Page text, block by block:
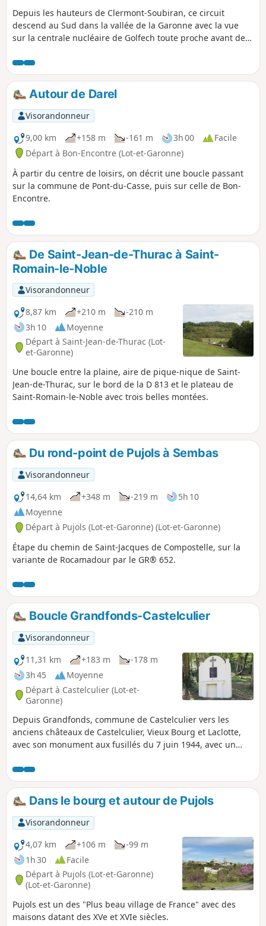
Depuis les hauteurs de Clermont-Soubiran, ce circuit
descend au Sud dans la vallée de la Garonne avec la vue
sur la centrale nucléaire de Golfech toute proche avant de
par la vallée du Ruisseau de Néguevieille en alternant
chemins et portions bitumées.
Autour de Darel
Visorandonneur
9,00 km
+158 m -161 m 3h 00
Facile
Départ à Bon-Encontre (Lot-et-Garonne)
À partir du centre de loisirs, on décrit une boucle passant
sur la commune de Pont-du-Casse, puis sur celle de Bon-
Encontre.
De Saint-Jean-de-Thurac à Saint-
Romain-le-Noble
Visorandonneur
8,87 km
+210 m
-210 m
3h 10
Moyenne
Départ à Saint-Jean-de-Thurac (Lot-
et-Garonne)
Une boucle entre la plaine, aire de pique-nique de Saint-
Jean-de-Thurac, sur le bord de la D 813 et le plateau de
Saint-Romain-le-Noble avec trois belles montées.
Du rond-point de Pujols à Sembas
Visorandonneur
14,64 km
+348 m -219 m
5h 10
Moyenne
Départ à Pujols (Lot-et-Garonne) (Lot-et-Garonne)
Étape du chemin de Saint-Jacques de Compostelle, sur la
variante de Rocamadour par le GR® 652.
Boucle Grandfonds-Castelculier
Visorandonneur
11,31 km
+183 m
-178 m
3h 45
Moyenne
Départ à Castelculier (Lot-et-
Garonne)
Depuis Grandfonds, commune de Castelculier vers les
anciens châteaux de Castelculier, Vieux Bourg et Laclotte,
avec son monument aux fusillés du 7 juin 1944, avec un
Dans le bourg et autour de Pujols
Visorandonneur
4,07 km
+106 m
-99 m
1h 30
Facile
Départ à Pujols (Lot-et-Garonne)
(Lot-et-Garonne)
Pujols est un des "Plus beau village de France" avec des
maisons datant des XVe et XVIe siècles.